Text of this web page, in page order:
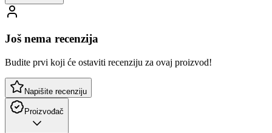
Još nema recenzija
Budite prvi koji će ostaviti recenziju za ovaj proizvod!
Napišite recenziju
Proizvođač